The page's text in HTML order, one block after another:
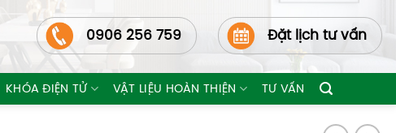
0906 256 759 Đặt lịch tư vấn
KHÓA ĐIỆN TỬ VẬT LIỆU HOÀN THIỆN TƯ VẤN